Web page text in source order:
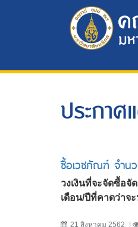
ประกา
ซื้อเวชภัณฑ์ จำน
วงเงินที่จะจัดซื้อจั
เดือน/ปีที่คาดว่าจ
21 สิงหาคม 2562